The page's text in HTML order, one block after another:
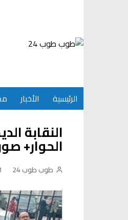
الرئيسية الأخبار
النقابة
الحوار+
طوب طوب 24